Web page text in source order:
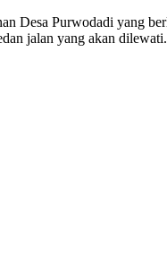
Desa Purwodadi yang
jalan yang akan dilewati.